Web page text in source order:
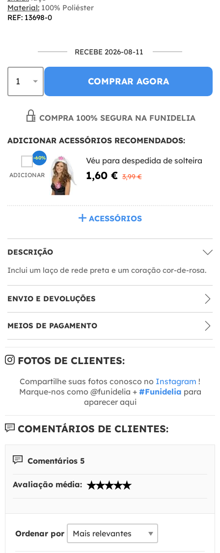
Material: 100% Poliéster
REF: 13698-0
RECEBE 2026-08-11
COMPRAR AGORA
COMPRA 100% SEGURA NA FUNIDELIA
ADICIONAR ACESSÓRIOS RECOMENDADOS:
ADICIONAR
Véu para despedida de solteira
1,60 € 3,99 €
-60%
ACESSÓRIOS
DESCRIÇÃO
Inclui um laço de rede preta e um coração cor-de-rosa.
ENVIO E DEVOLUÇÕES
MEIOS DE PAGAMENTO
FOTOS DE CLIENTES:
Compartilhe suas fotos conosco no Instagram !
Marque-nos como @funidelia + #Funidelia para
aparecer aqui
COMENTÁRIOS DE CLIENTES:
Comentários 5
Avaliação média:
Ordenar por